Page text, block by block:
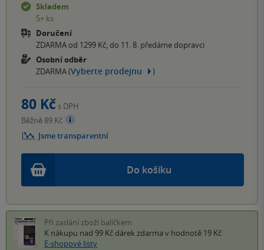
Skladem
5+ ks
Doručení
ZDARMA od 1299 Kč, do 11. 8. předáme dopravci
Osobní odběr
ZDARMA (Vyberte prodejnu )
Do košíku
80 Kč s DPH
Běžně 89 Kč
Jsme transparentní
Při zaslání zboží balíčkem
K nákupu nad 99 Kč dárek zdarma v hodnotě 19 Kč
E-shopové listy